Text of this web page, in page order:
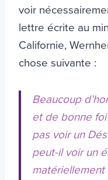
voir
lettre écrite au
Californie,
chose suivante :
Beaucoup
et de bonne
pas voir un
peut-il voir un